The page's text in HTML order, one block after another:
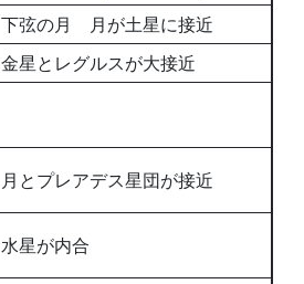
下弦の月 月が土星に接近
金星とレグルスが大接近
月とプレアデス星団が接近
水星が内合